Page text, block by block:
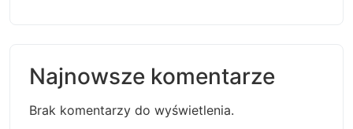
Najnowsze komentarze
Brak komentarzy do wyświetlenia.